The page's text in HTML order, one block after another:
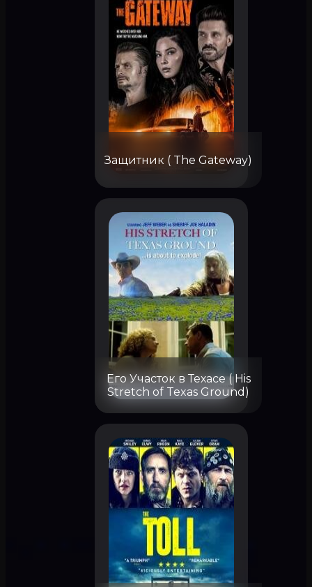
Защитник ( The Gateway)
Его Участок в Техасе ( His
Stretch of Texas Ground)